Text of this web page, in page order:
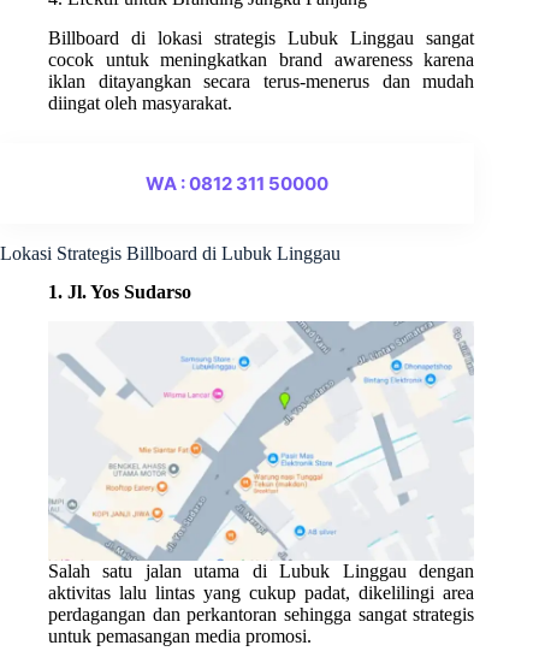
Billboard di lokasi strategis Lubuk Linggau sangat
cocok untuk meningkatkan brand awareness karena
iklan ditayangkan secara terus-menerus dan mudah
diingat oleh masyarakat.
WA : 0812 311 50000
Lokasi Strategis Billboard di Lubuk Linggau
1. Jl. Yos Sudarso
Salah satu jalan utama di Lubuk Linggau dengan
aktivitas lalu lintas yang cukup padat, dikelilingi area
perdagangan dan perkantoran sehingga sangat strategis
untuk pemasangan media promosi.